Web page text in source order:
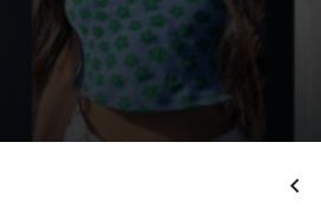
chevron_left